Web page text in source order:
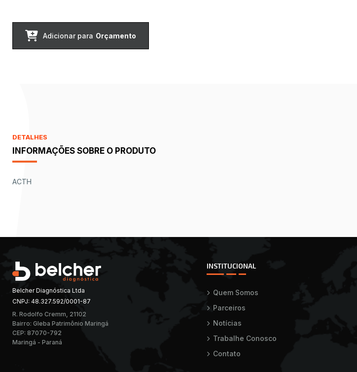
Adicionar para Orçamento
DETALHES
INFORMAÇÕES SOBRE O PRODUTO
ACTH
Belcher Diagnóstica Ltda
CNPJ: 48.327.592/0001-87
R. Rodolfo Cremm, 21102
Bairro: Gleba Patrimônio Maringá
CEP: 87070-792
Maringá - Paraná
INSTITUCIONAL
Quem Somos
Parceiros
Notícias
Trabalhe Conosco
Contato